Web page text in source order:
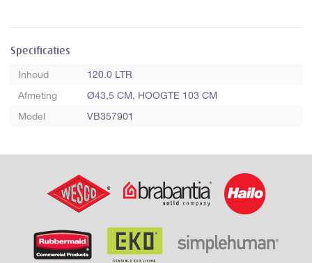
Specificaties
Inhoud
120.0 LTR
Afmeting
Ø43,5 CM, HOOGTE 103 CM
Model
VB357901